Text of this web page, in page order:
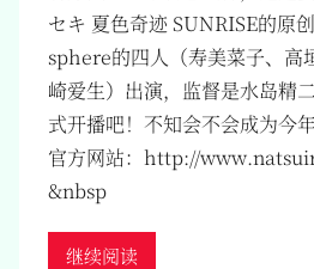
セキ 夏色奇迹 SUNRISE的原
sphere的四人（寿美菜子、高
崎爱生）出演，监督是水岛精
式开播吧！不知会不会成为今
官方网站：http://
&nbsp
继续阅读